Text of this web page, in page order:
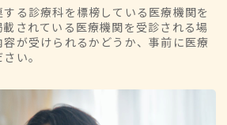
る診療科を標榜している医療機関を
されている医療機関を受診される場
が受けられるかどうか、事前に医療
い。